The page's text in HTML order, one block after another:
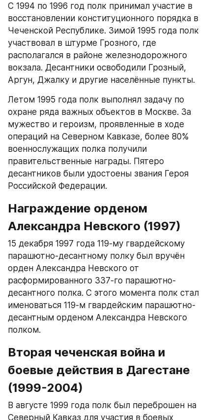
С 1994 по 1996 год полк принимал участие в
восстановлении конституционного порядка в
Чеченской Республике. Зимой 1995 года полк
участвовал в штурме Грозного, где
располагался в районе железнодорожного
вокзала. Десантники освободили Грозный,
Аргун, Джалку и другие населённые пункты.​
Летом 1995 года полк выполнял задачу по
охране ряда важных объектов в Москве. За
мужество и героизм, проявленные в ходе
операций на Северном Кавказе, более 80%
военнослужащих полка получили
правительственные награды. Пятеро
десантников были удостоены звания Героя
Российской Федерации.​
Награждение орденом
Александра Невского (1997)
15 декабря 1997 года 119-му гвардейскому
парашютно-десантному полку был вручён
орден Александра Невского от
расформированного 337-го парашютно-
десантного полка. С этого момента полк стал
именоваться 119-м гвардейским парашютно-
десантным орденом Александра Невского
полком.​
Вторая чеченская война и
боевые действия в Дагестане
(1999-2004)
В августе 1999 года полк был переброшен на
Северный Кавказ для участия в боевых